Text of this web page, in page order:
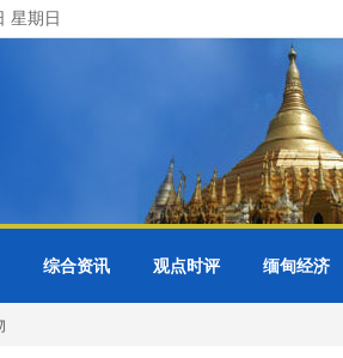
星期日
综合资讯 观点时评 缅甸经济